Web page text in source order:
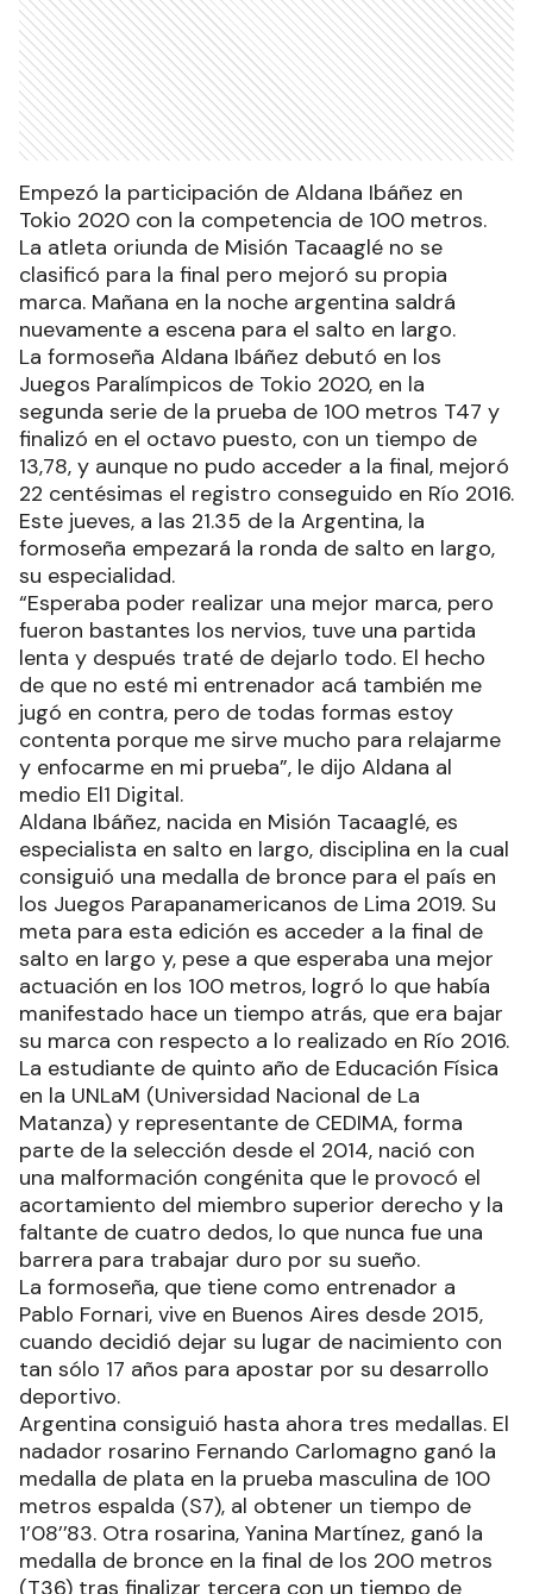
Empezó la participación de Aldana Ibáñez en
Tokio 2020 con la competencia de 100 metros.
La atleta oriunda de Misión Tacaaglé no se
clasificó para la final pero mejoró su propia
marca. Mañana en la noche argentina saldrá
nuevamente a escena para el salto en largo.
La formoseña Aldana Ibáñez debutó en los
Juegos Paralímpicos de Tokio 2020, en la
segunda serie de la prueba de 100 metros T47 y
finalizó en el octavo puesto, con un tiempo de
13,78, y aunque no pudo acceder a la final, mejoró
22 centésimas el registro conseguido en Río 2016.
Este jueves, a las 21.35 de la Argentina, la
formoseña empezará la ronda de salto en largo,
su especialidad.
“Esperaba poder realizar una mejor marca, pero
fueron bastantes los nervios, tuve una partida
lenta y después traté de dejarlo todo. El hecho
de que no esté mi entrenador acá también me
jugó en contra, pero de todas formas estoy
contenta porque me sirve mucho para relajarme
y enfocarme en mi prueba”, le dijo Aldana al
medio El1 Digital.
Aldana Ibáñez, nacida en Misión Tacaaglé, es
especialista en salto en largo, disciplina en la cual
consiguió una medalla de bronce para el país en
los Juegos Parapanamericanos de Lima 2019. Su
meta para esta edición es acceder a la final de
salto en largo y, pese a que esperaba una mejor
actuación en los 100 metros, logró lo que había
manifestado hace un tiempo atrás, que era bajar
su marca con respecto a lo realizado en Río 2016.
La estudiante de quinto año de Educación Física
en la UNLaM (Universidad Nacional de La
Matanza) y representante de CEDIMA, forma
parte de la selección desde el 2014, nació con
una malformación congénita que le provocó el
acortamiento del miembro superior derecho y la
faltante de cuatro dedos, lo que nunca fue una
barrera para trabajar duro por su sueño.
La formoseña, que tiene como entrenador a
Pablo Fornari, vive en Buenos Aires desde 2015,
cuando decidió dejar su lugar de nacimiento con
tan sólo 17 años para apostar por su desarrollo
deportivo.
Argentina consiguió hasta ahora tres medallas. El
nadador rosarino Fernando Carlomagno ganó la
medalla de plata en la prueba masculina de 100
metros espalda (S7), al obtener un tiempo de
1’08’’83. Otra rosarina, Yanina Martínez, ganó la
medalla de bronce en la final de los 200 metros
(T36) tras finalizar tercera con un tiempo de